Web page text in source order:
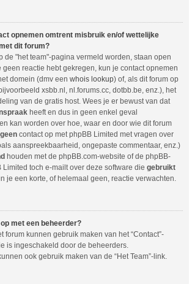
opnemen omtrent misbruik en/of wettelijke
dit forum?
de "het team"-pagina vermeld worden, staan open
geen reactie hebt gekregen, kun je contact opnemen
domein (dmv een whois lookup) of, als dit forum op
xsbb.nl, nl.forums.cc, dotbb.be, enz.), het
van de gratis host. Wees je er bewust van dat
heeft en dus in geen enkel geval
kan worden over hoe, waar en door wie dit forum
geen contact op met phpBB Limited met vragen over
aanspreekbaarheid, ongepaste commentaar, enz.)
houden met de phpBB.com-website of de phpBB-
Limited toch e-mailt over deze software die gebruikt
je een korte, of helemaal geen, reactie verwachten.
met een beheerder?
forum kunnen gebruik maken van het “Contact”-
is ingeschakeld door de beheerders.
ook gebruik maken van de “Het Team”-link.